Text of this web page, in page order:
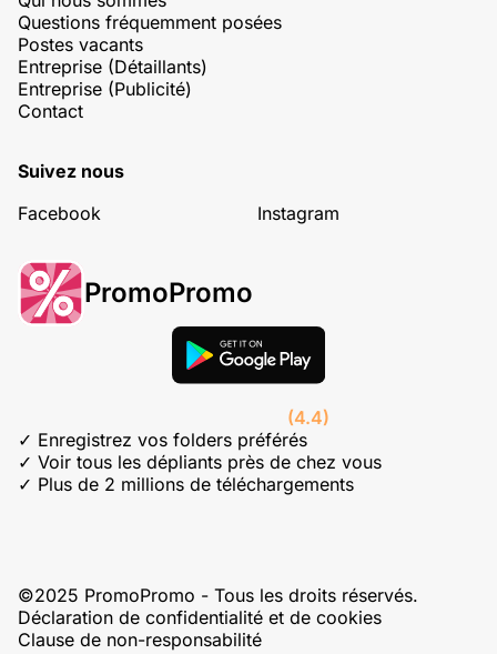
Questions fréquemment posées
Postes vacants
Entreprise (Détaillants)
Entreprise (Publicité)
Contact
Suivez nous
Facebook
Instagram
PromoPromo
(4.4)
✓ Enregistrez vos folders préférés
✓ Voir tous les dépliants près de chez vous
✓ Plus de 2 millions de téléchargements
©2025 PromoPromo - Tous les droits réservés.
Déclaration de confidentialité et de cookies
Clause de non-responsabilité